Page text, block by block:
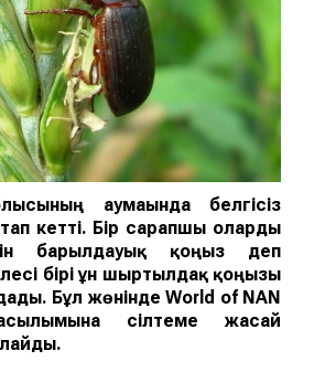
аумағында белгісіз
кетті. Бір сарапшы оларды
н барылдауық қоңыз деп
біріұн шыртылдақ қоңызы
Бұл жөнінде World of NAN
сілтеме жасай